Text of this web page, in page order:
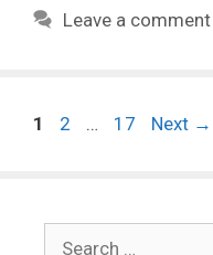
Leave a comment
1 2 … 17 Next →